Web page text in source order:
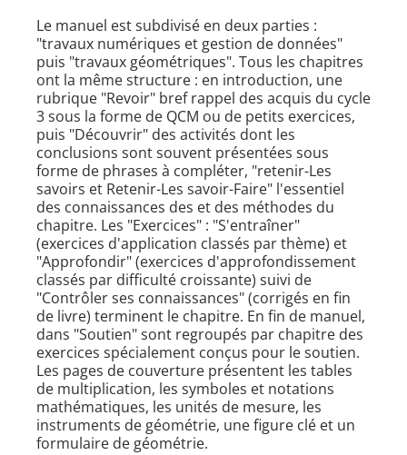
Le manuel est subdivisé en deux parties :
"travaux numériques et gestion de données"
puis "travaux géométriques". Tous les chapitres
ont la même structure : en introduction, une
rubrique "Revoir" bref rappel des acquis du cycle
3 sous la forme de QCM ou de petits exercices,
puis "Découvrir" des activités dont les
conclusions sont souvent présentées sous
forme de phrases à compléter, "retenir-Les
savoirs et Retenir-Les savoir-Faire" l'essentiel
des connaissances des et des méthodes du
chapitre. Les "Exercices" : "S'entraîner"
(exercices d'application classés par thème) et
"Approfondir" (exercices d'approfondissement
classés par difficulté croissante) suivi de
"Contrôler ses connaissances" (corrigés en fin
de livre) terminent le chapitre. En fin de manuel,
dans "Soutien" sont regroupés par chapitre des
exercices spécialement conçus pour le soutien.
Les pages de couverture présentent les tables
de multiplication, les symboles et notations
mathématiques, les unités de mesure, les
instruments de géométrie, une figure clé et un
formulaire de géométrie.